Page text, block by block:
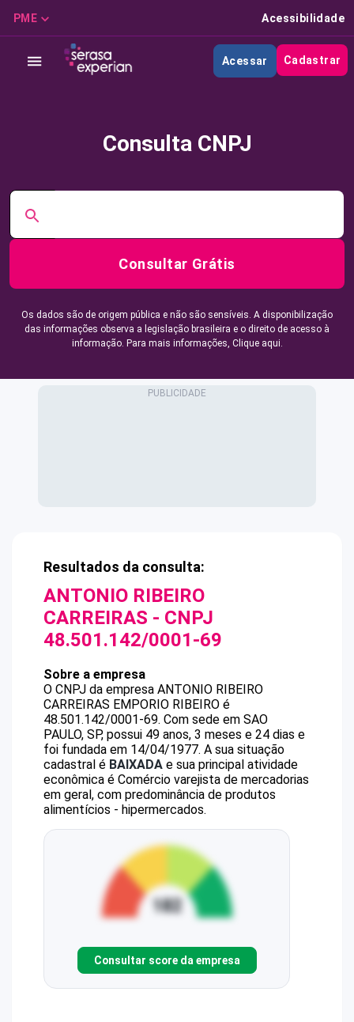
PME Acessibilidade
Acessar Cadastrar
Consulta CNPJ
Consultar Grátis
Os dados são de origem pública e não são sensíveis. A disponibilização
das informações observa a legislação brasileira e o direito de acesso à
informação. Para mais informações, Clique aqui.
Resultados da consulta:
ANTONIO RIBEIRO
CARREIRAS - CNPJ
48.501.142/0001-69
Sobre a empresa
O CNPJ da empresa ANTONIO RIBEIRO
CARREIRAS EMPORIO RIBEIRO é
48.501.142/0001-69. Com sede em SAO
PAULO, SP, possui 49 anos, 3 meses e 24 dias e
foi fundada em 14/04/1977. A sua situação
cadastral é BAIXADA e sua principal atividade
econômica é Comércio varejista de mercadorias
em geral, com predominância de produtos
alimentícios - hipermercados.
Consultar score da empresa